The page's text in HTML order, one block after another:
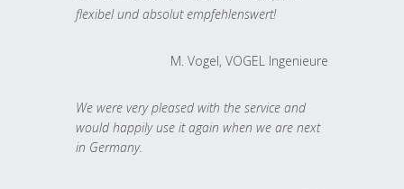
flexibel und absolut empfehlenswert!
M. Vogel, VOGEL Ingenieure
We were very pleased with the service and
would happily use it again when we are next
in Germany.